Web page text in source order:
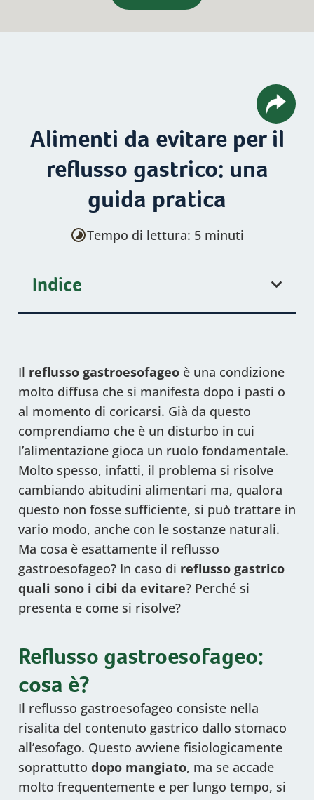
Alimenti da evitare per il
reflusso gastrico: una
guida pratica
Tempo di lettura: 5 minuti
Indice
Il reflusso gastroesofageo è una condizione
molto diffusa che si manifesta dopo i pasti o
al momento di coricarsi. Già da questo
comprendiamo che è un disturbo in cui
l’alimentazione gioca un ruolo fondamentale.
Molto spesso, infatti, il problema si risolve
cambiando abitudini alimentari ma, qualora
questo non fosse sufficiente, si può trattare in
vario modo, anche con le sostanze naturali.
Ma cosa è esattamente il reflusso
gastroesofageo? In caso di reflusso gastrico
quali sono i cibi da evitare? Perché si
presenta e come si risolve?
Reflusso gastroesofageo:
cosa è?
Il reflusso gastroesofageo consiste nella
risalita del contenuto gastrico dallo stomaco
all’esofago. Questo avviene fisiologicamente
soprattutto dopo mangiato, ma se accade
molto frequentemente e per lungo tempo, si